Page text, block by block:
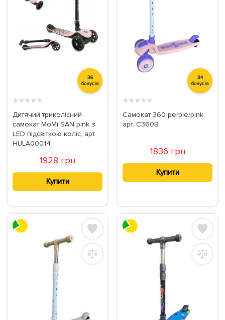
36
бонусів
★★★★★
Дитячий триколісний
самокат MoMi SAN pink з
LED підсвіткою коліс, арт.
HULA00014
1928 грн
Купити
34
бонусів
★★★★★
Самокат 360 perple/pink,
арт. C360B
1836 грн
Купити